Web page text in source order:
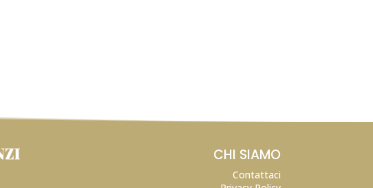
CHI SIAMO
Contattaci